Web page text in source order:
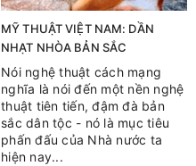
MỸ THUẬT VIỆT NAM: DẦN
NHẠT NHÒA BẢN SẮC
Nói nghệ thuật cách mạng
nghĩa là nói đến một nền nghệ
thuật tiên tiến, đậm đà bản
sắc dân tộc - nó là mục tiêu
phấn đấu của Nhà nước ta
hiện nay...